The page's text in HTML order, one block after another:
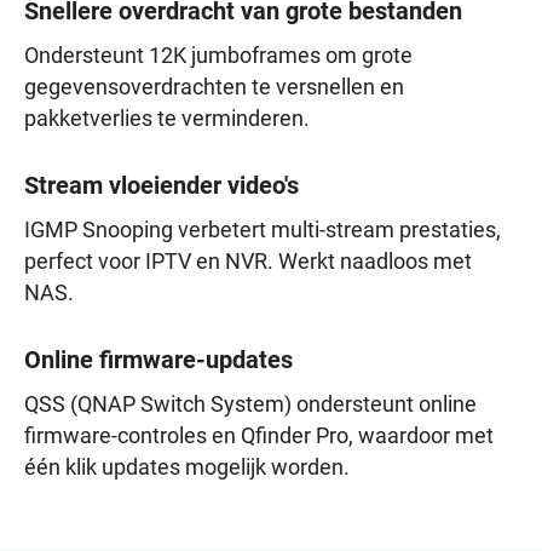
Snellere overdracht van grote bestanden
Ondersteunt 12K jumboframes om grote
gegevensoverdrachten te versnellen en
pakketverlies te verminderen.
Stream vloeiender video's
IGMP Snooping verbetert multi-stream prestaties,
perfect voor IPTV en NVR. Werkt naadloos met
NAS.
Online firmware-updates
QSS (QNAP Switch System) ondersteunt online
firmware-controles en Qfinder Pro, waardoor met
één klik updates mogelijk worden.